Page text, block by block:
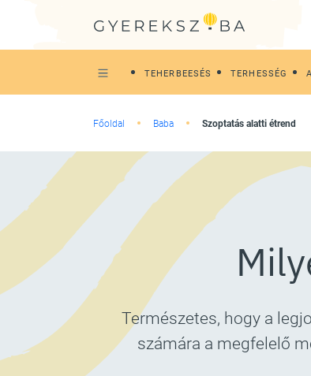
TEHERBEESÉS TERHESSÉG
Főoldal Baba Szoptatás alatti étrend
Természetes, hogy a
számára a megfelelő